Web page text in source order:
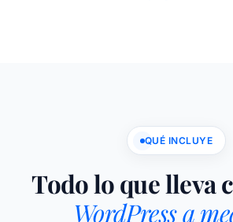
QUÉ INCLUYE
Todo lo que lleva
WordPress a